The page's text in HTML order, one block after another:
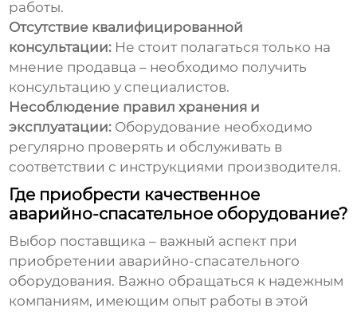
работы.
Отсутствие квалифицированной
консультации: Не стоит полагаться только на
мнение продавца – необходимо получить
консультацию у специалистов.
Несоблюдение правил хранения и
эксплуатации: Оборудование необходимо
регулярно проверять и обслуживать в
соответствии с инструкциями производителя.
Где приобрести качественное
аварийно-спасательное оборудование?
Выбор поставщика – важный аспект при
приобретении аварийно-спасательного
оборудования. Важно обращаться к надежным
компаниям, имеющим опыт работы в этой